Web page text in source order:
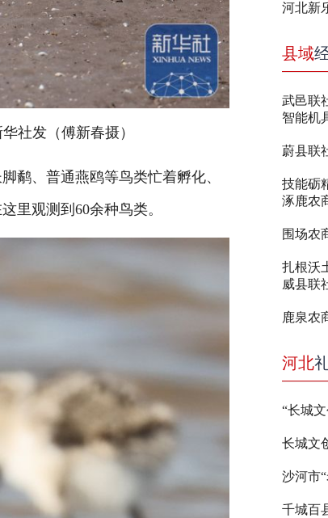
社发（傅新春摄）
、普通燕鸥等鸟类忙着孵化、
里观测到60余种鸟类。
河北新
县域
武邑联
智能机
蔚县联
技能砺
涿鹿农
围场农
扎根沃
威县联
鹿泉农
河北
“长城
长城文
沙河市
千城百